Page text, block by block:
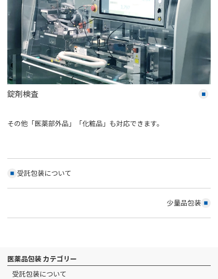
錠剤検査
その他「医薬部外品」「化粧品」も対応できます。
受託包装について
少量品包装
医薬品包装 カテゴリー
受託包装について